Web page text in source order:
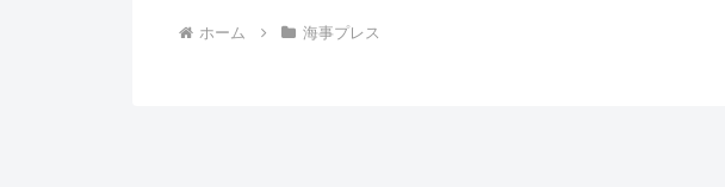
ホーム 海事プレス